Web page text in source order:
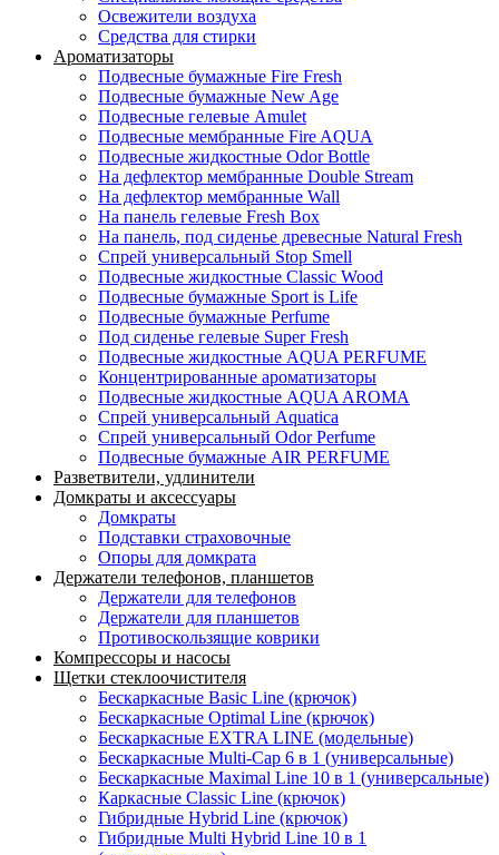
Освежители воздуха
Средства для стирки
Ароматизаторы
Подвесные бумажные Fire Fresh
Подвесные бумажные New Age
Подвесные гелевые Amulet
Подвесные мембранные Fire AQUA
Подвесные жидкостные Odor Bottle
На дефлектор мембранные Double Stream
На дефлектор мембранные Wall
На панель гелевые Fresh Box
На панель, под сиденье древесные Natural Fresh
Спрей универсальный Stop Smell
Подвесные жидкостные Classic Wood
Подвесные бумажные Sport is Life
Подвесные бумажные Perfume
Под сиденье гелевые Super Fresh
Подвесные жидкостные AQUA PERFUME
Концентрированные ароматизаторы
Подвесные жидкостные AQUA AROMA
Спрей универсальный Aquatica
Спрей универсальный Odor Perfume
Подвесные бумажные AIR PERFUME
Разветвители, удлинители
Домкраты и аксессуары
Домкраты
Подставки страховочные
Опоры для домкрата
Держатели телефонов, планшетов
Держатели для телефонов
Держатели для планшетов
Противоскользящие коврики
Компрессоры и насосы
Щетки стеклоочистителя
Бескаркасные Basic Line (крючок)
Бескаркасные Optimal Line (крючок)
Бескаркасные EXTRA LINE (модельные)
Бескаркасные Multi-Cap 6 в 1 (универсальные)
Бескаркасные Maximal Line 10 в 1 (универсальные)
Каркасные Classic Line (крючок)
Гибридные Hybrid Line (крючок)
Гибридные Multi Hybrid Line 10 в 1